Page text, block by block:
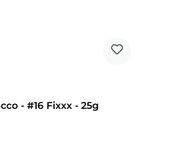
- #16 Fixxx - 25g